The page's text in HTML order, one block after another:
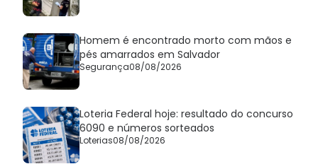
Homem é encontrado morto com mãos e
pés amarrados em Salvador
Segurança08/08/2026
Loteria Federal hoje: resultado do concurso
6090 e números sorteados
Loterias08/08/2026